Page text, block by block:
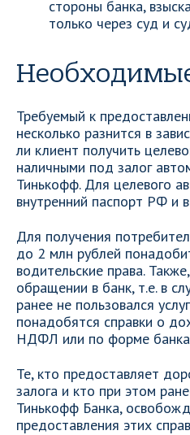
стороны банка,
только через суд и
Требуемый к
несколько разнится в
ли клиент получить
наличными под залог
Тинькофф. Для целевого
внутренний паспорт РФ и
Для получения
до 2 млн рублей
водительские права.
обращении в банк, т.е. в
ранее не пользовался
понадобятся справки о
НДФЛ или по форме
Те, кто предоставляет
залога и кто при этом
Тинькофф Банка,
предоставления этих